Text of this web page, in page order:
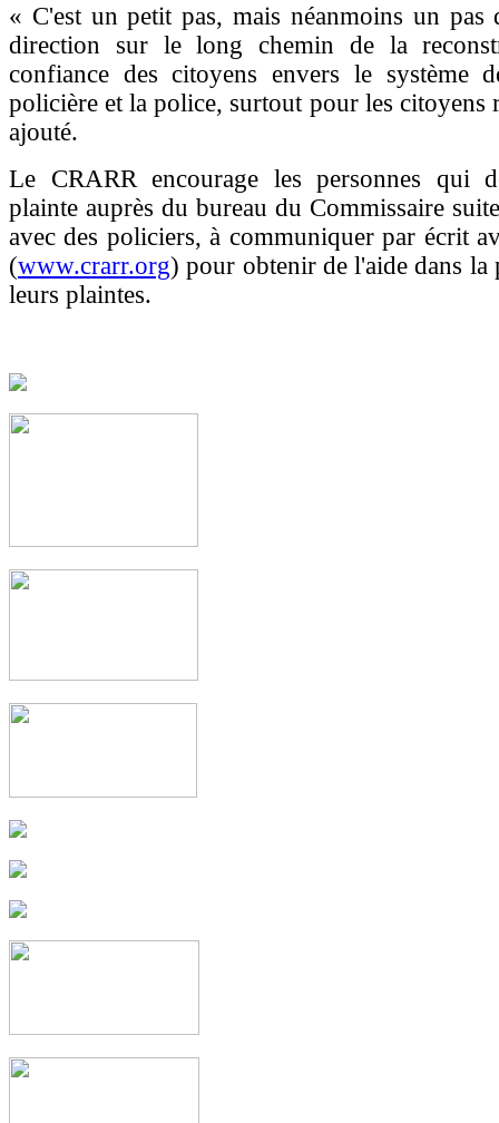
« C'est un petit pas, mais néanmoins un pas
direction sur le long chemin de la
confiance des citoyens envers le système
policière et la police, surtout pour les citoyens
ajouté.
Le CRARR encourage les personnes qui
plainte auprès du bureau du Commissaire
avec des policiers, à communiquer par écrit
(www.crarr.org) pour obtenir de l'aide dans la
leurs plaintes.